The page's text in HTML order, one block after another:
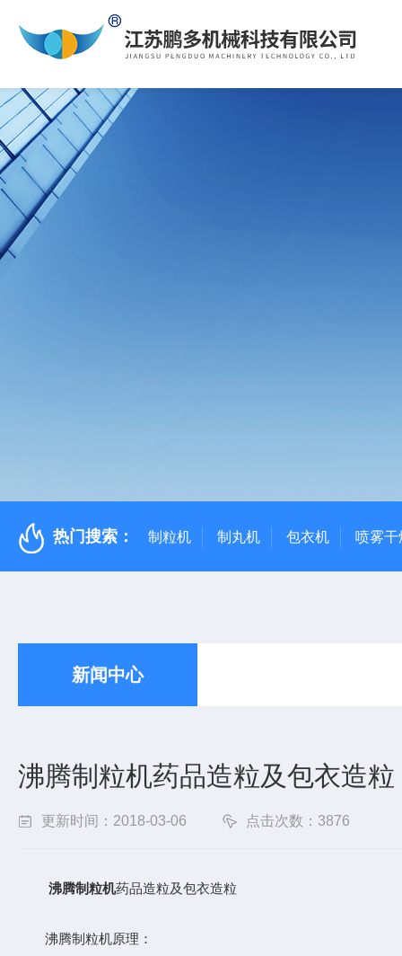
热门搜索： 制粒机 制丸机 包衣机 喷雾干
新闻中心
沸腾制粒机药品造粒及包衣造粒
更新时间：2018-03-06 点击次数：3876
沸腾制粒机药品造粒及包衣造粒
沸腾制粒机原理：